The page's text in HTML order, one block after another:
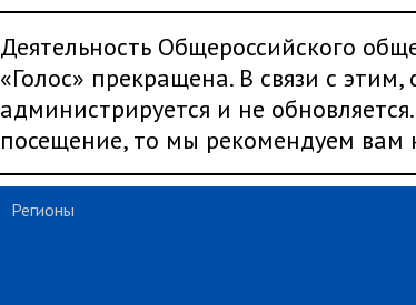
Деятельность Общероссийского
«Голос» прекращена. В связи с
администрируется и не
посещение, то мы рекомендуем вам
Регионы